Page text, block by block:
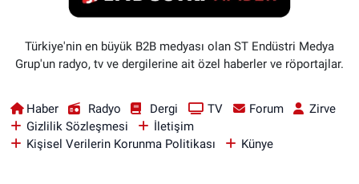
Türkiye'nin en büyük B2B medyası olan ST Endüstri Medya
Grup'un radyo, tv ve dergilerine ait özel haberler ve röportajlar.
Haber Radyo Dergi TV Forum
Zirve
Gizlilik Sözleşmesi
İletişim
Kişisel Verilerin Korunma Politikası
Künye